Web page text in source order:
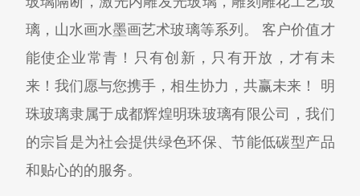
璃，山水画水墨画艺术玻璃等系列。 客户价值才
能使企业常青！只有创新，只有开放，才有未
来！我们愿与您携手，相生协力，共赢未来！ 明
珠玻璃隶属于成都辉煌明珠玻璃有限公司，我们
的宗旨是为社会提供绿色环保、节能低碳型产品
和贴心的的服务。